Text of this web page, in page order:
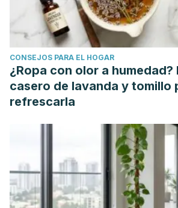
CONSEJOS PARA EL HOGAR
¿Ropa con olor a humedad?
casero de lavanda y tomillo
refrescarla